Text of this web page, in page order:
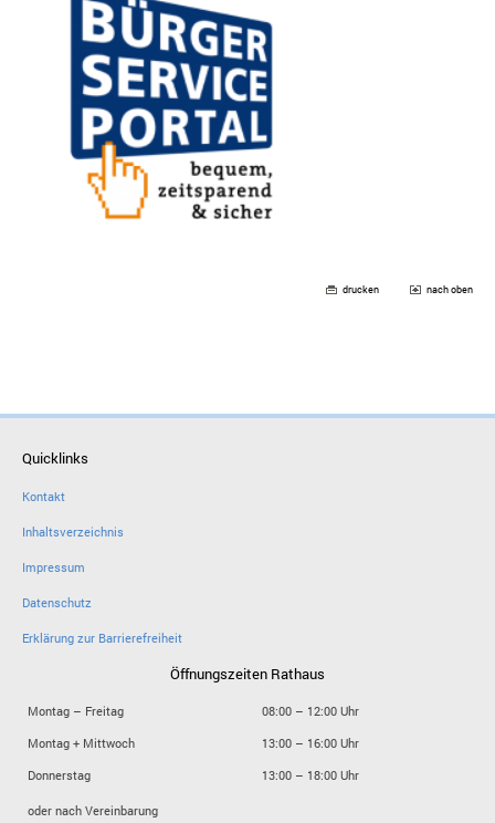
drucken nach oben
Quicklinks
Kontakt
Inhaltsverzeichnis
Impressum
Datenschutz
Erklärung zur Barrierefreiheit
Öffnungszeiten Rathaus
Montag – Freitag
08:00 – 12:00 Uhr
Montag + Mittwoch
13:00 – 16:00 Uhr
Donnerstag
13:00 – 18:00 Uhr
oder nach Vereinbarung